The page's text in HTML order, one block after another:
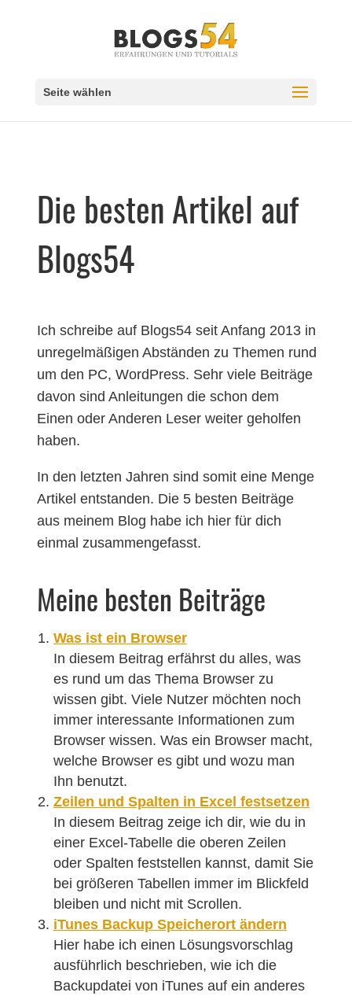
Seite wählen
Die besten Artikel auf
Blogs54
Ich schreibe auf Blogs54 seit Anfang 2013 in
unregelmäßigen Abständen zu Themen rund
um den PC, WordPress. Sehr viele Beiträge
davon sind Anleitungen die schon dem
Einen oder Anderen Leser weiter geholfen
haben.
In den letzten Jahren sind somit eine Menge
Artikel entstanden. Die 5 besten Beiträge
aus meinem Blog habe ich hier für dich
einmal zusammengefasst.
Meine besten Beiträge
Was ist ein Browser
In diesem Beitrag erfährst du alles, was
es rund um das Thema Browser zu
wissen gibt. Viele Nutzer möchten noch
immer interessante Informationen zum
Browser wissen. Was ein Browser macht,
welche Browser es gibt und wozu man
Ihn benutzt.
Zeilen und Spalten in Excel festsetzen
In diesem Beitrag zeige ich dir, wie du in
einer Excel-Tabelle die oberen Zeilen
oder Spalten feststellen kannst, damit Sie
bei größeren Tabellen immer im Blickfeld
bleiben und nicht mit Scrollen.
iTunes Backup Speicherort ändern
Hier habe ich einen Lösungsvorschlag
ausführlich beschrieben, wie ich die
Backupdatei von iTunes auf ein anderes